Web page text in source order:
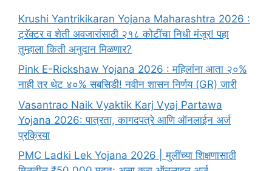
Krushi Yantrikikaran Yojana Maharashtra 2026 :
ट्रॅक्टर व शेती अवजारांसाठी २१८ कोटींचा निधी मंजूर! पहा
तुम्हाला किती अनुदान मिळणार?
Pink E-Rickshaw Yojana 2026 : महिलांना आता २०%
नाही तर थेट ४०% सबसिडी! नवीन शासन निर्णय (GR) जारी
Vasantrao Naik Vyaktik Karj Vyaj Partawa
Yojana 2026: पात्रता, कागदपत्रे आणि ऑनलाईन अर्ज
प्रक्रिया
PMC Ladki Lek Yojana 2026 | मुलींच्या शिक्षणासाठी